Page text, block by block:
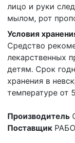
лицо и руки
мылом, рот
Условия
Средство
лекарственных
детям. Срок
хранения в
температуре от
Производитель
Поставщик